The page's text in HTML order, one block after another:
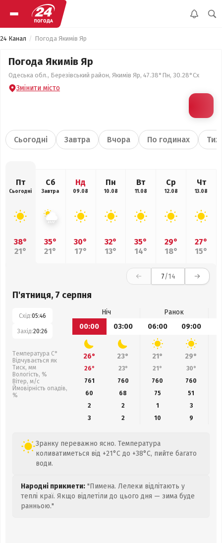
24 Канал Погода Якимів Яр
Погода Якимів Яр
Одеська обл., Березівський район, Якимів Яр, 47.38°Пн, 30.28°Сх
Змінити місто
Сьогодні Завтра Вчора По годинах
Пт
Сьогодні
38°
21°
Сб
Завтра
35°
21°
Нд
09.08
30°
17°
Пн
10.08
32°
13°
Вт
11.08
35°
14°
Ср
12.08
29°
18°
Чт
13.08
27°
15°
7/14
П'ятниця, 7 серпня
Схід:05:46
Захід:20:26
Температура С°
Відчувається як
Тиск, мм
Вологість, %
Вітер, м/с
Ймовірність опадів,
%
Ніч
Ранок
00:00
03:00 06:00 09:00
26° 23° 21° 29°
26° 23° 21° 30°
761
760 760 760
60
68 75
51
2
2 1
3
3
2 10 9
Зранку переважно ясно. Температура
коливатиметься від +21°C до +38°C, пийте багато
води.
Народні прикмети: "Пимена. Лелеки відлітають у
теплі краї. Якщо відлетіли до цього дня — зима буде
ранньою."